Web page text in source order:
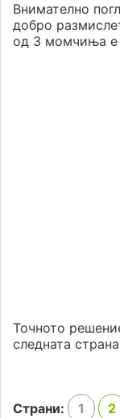
Внимателно
добро
од 3 момчиња е
Точното
следната
Страни: 1 2